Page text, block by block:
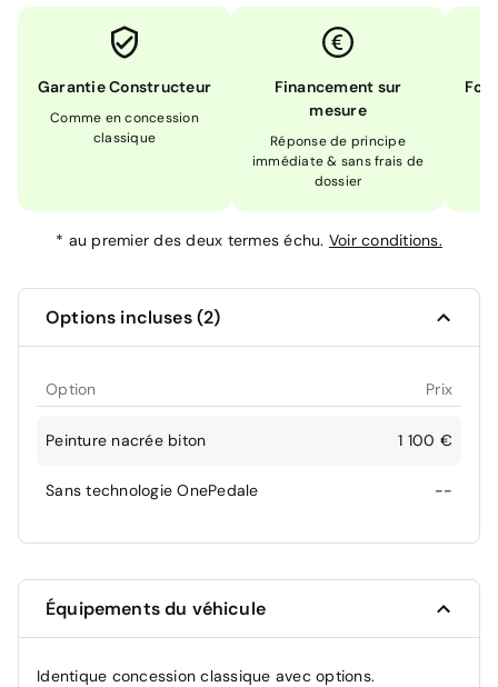
Garantie Constructeur
Comme en concession
classique
Financement sur
mesure
Réponse de principe
immédiate & sans frais de
dossier
* au premier des deux termes échu. Voir conditions.
Options incluses (2)
Option Prix
Peinture nacrée biton 1 100 €
Sans technologie OnePedale --
Équipements du véhicule
Identique concession classique avec options.